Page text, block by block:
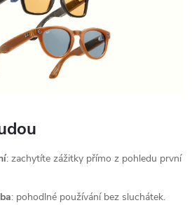
: zachytíte zážitky přímo z pohledu první
: pohodlné používání bez sluchátek.